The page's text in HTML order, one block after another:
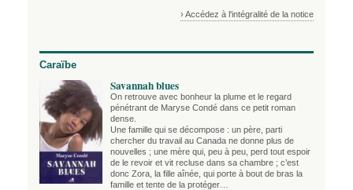
› Accédez à l'intégralité de la notice
Caraïbe
Savannah blues
On retrouve avec bonheur la plume et le regard
pénétrant de Maryse Condé dans ce petit roman
dense.
Une famille qui se décompose : un père, parti
chercher du travail au Canada ne donne plus de
nouvelles ; une mère qui, peu à peu, perd tout espoir
de le revoir et vit recluse dans sa chambre ; c’est
donc Zora, la fille aînée, qui porte à bout de bras la
famille et tente de la protéger…